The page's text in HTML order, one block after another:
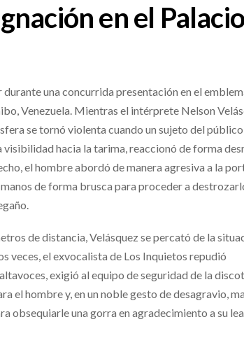
en el
una concurrida presentación en el
Venezuela. Mientras el intérprete Nelson
se tornó violenta cuando un sujeto del
hacia la tarima, reaccionó de forma
el hombre abordó de manera agresiva a la
de forma brusca para proceder a
de distancia, Velásquez se percató de la
veces, el exvocalista de Los Inquietos repudió
exigió al equipo de seguridad de la
el hombre y, en un noble gesto de desagravio,
obsequiarle una gorra en agradecimiento a su